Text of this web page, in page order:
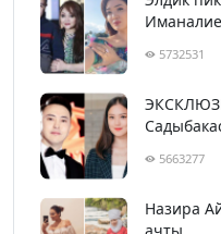
5732531
5663277
Назира